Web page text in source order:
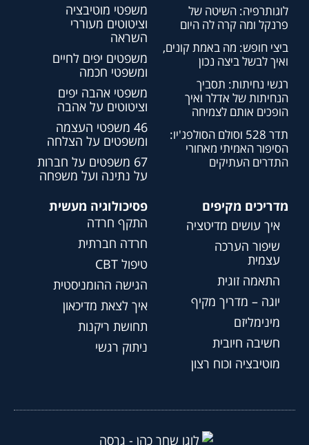
לוגותרפיה: השיטה של
פרנקל ומה קרה לה היום
ביצי חופש: מה באמת קונים,
ואיך לבשל ביצה נכון
רגשי נחיתות: תסביך
הנחיתות של אדלר ואיך
הופכים אותם לצמיחה
תדר 528 וסולם הסולפג'יו:
הסיפור האמיתי מאחורי
התדרים העתיקים
משפטי מוטיבציה
וציטוטים מעוררי
השראה
משפטים יפים לחיים
ומשפטי חכמה
משפטי אהבה יפים
וציטוטים על אהבה
46 משפטי העצמה
ומשפטים על הצלחה
67 משפטים על חברות
על נתינה ועל משפחה
מדריכים מקיפים
איך עושים מדיטציה
שיפור הערכה
עצמית
התאמה זוגית
יוגה – מדריך מקיף
מינימליזם
חשיבה חיובית
מוטיבציה וכוח רצון
פסיכולוגיה מעשית
התקף חרדה
חרדה חברתית
טיפול CBT
הגישה ההומניסטית
איך לצאת מדיכאון
תחושת ריקנות
ניתוק רגשי